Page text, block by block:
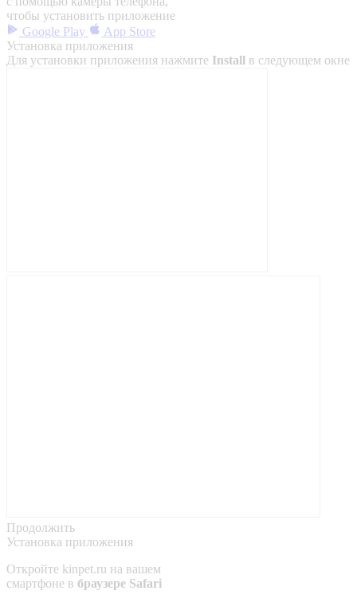
чтобы установить приложение
Google Play
App Store
Установка приложения
Для установки приложения нажмите Install в следующем окне
Продолжить
Установка приложения
Откройте kinpet.ru на вашем
смартфоне в браузере Safari